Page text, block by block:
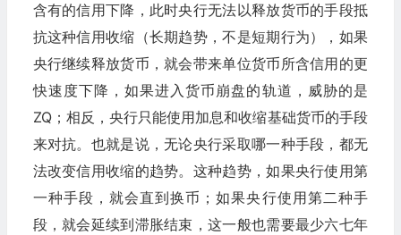
含有的信用下降，此时央行无法以释放货币的手段抵
抗这种信用收缩（长期趋势，不是短期行为），如果
央行继续释放货币，就会带来单位货币所含信用的更
快速度下降，如果进入货币崩盘的轨道，威胁的是
ZQ；相反，央行只能使用加息和收缩基础货币的手段
来对抗。也就是说，无论央行采取哪一种手段，都无
法改变信用收缩的趋势。这种趋势，如果央行使用第
一种手段，就会直到换币；如果央行使用第二种手
段，就会延续到滞胀结束，这一般也需要最少六七年